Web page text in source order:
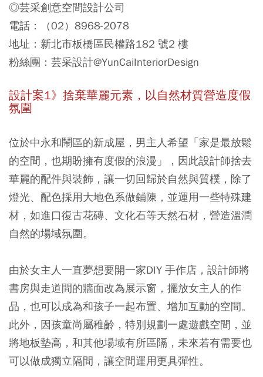
◎芸采創意空間設計公司
電話：（02）8968-2078
地址：新北市板橋區民權路182 號2 樓
粉絲團：芸采設計@YunCaiInteriorDesign
設計案1》捨棄華麗元素，以自然材質營造度假
氛圍
位於中永和鬧區的新成屋，男主人希望「家是最放鬆
的空間，也期盼擁有度假的浪漫」，因此設計師捨去
華麗的配件與裝飾，讓一切回歸於自然與質樸，除了
燈光、配色採用大地色系做鋪陳，並運用一些特殊建
材，如進口復古花磚、文化石等天然石材，營造溫潤
自然的場域氛圍。
由於女主人一直夢想要開一家DIY 手作店，設計師將
書房與走道間的牆面改為展示窗，擺放女主人的作
品，也可以成為和孩子一起布置、增加互動的空間。
此外，因孩童尚屬稚齡，特別規劃一處遊戲空間，並
將地板墊高，和其他場域有所區隔，未來若有需要也
可以做成獨立隔間，讓空間運用更具彈性。